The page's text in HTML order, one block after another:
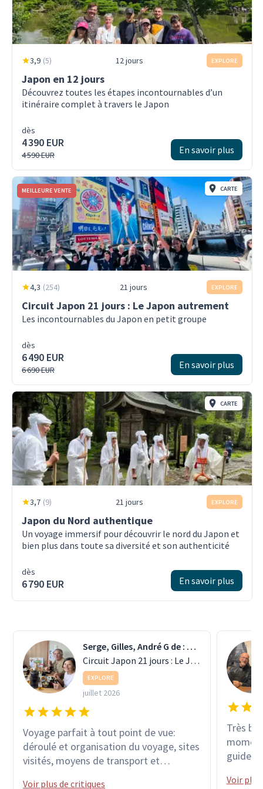
3,9 (5) 12 jours EXPLORE
Japon en 12 jours
Découvrez toutes les étapes incontournables d’un
itinéraire complet à travers le Japon
dès
4 390 EUR
4 590 EUR En savoir plus
MEILLEURE VENTE CARTE
4,3 (254) 21 jours EXPLORE
Circuit Japon 21 jours : Le Japon autrement
Les incontournables du Japon en petit groupe
dès
6 490 EUR
6 690 EUR En savoir plus
CARTE
3,7 (9) 21 jours EXPLORE
Japon du Nord authentique
Un voyage immersif pour découvrir le nord du Japon et
bien plus dans toute sa diversité et son authenticité
dès
6 790 EUR En savoir plus
Serge, Gilles, André G de : ST MEDARD EN JALLES
Circuit Japon 21 jours : Le Japon autrement
EXPLORE
juillet 2026
Voyage parfait à tout point de vue:
déroulé et organisation du voyage, sites
visités, moyens de transport et
Voir plus de critiques
Très
guide a
Voir